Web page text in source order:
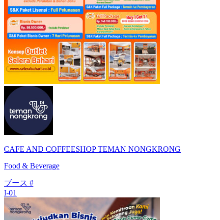
CAFE AND COFFEESHOP TEMAN NONGKRONG
Food & Beverage
ブース #
I-01